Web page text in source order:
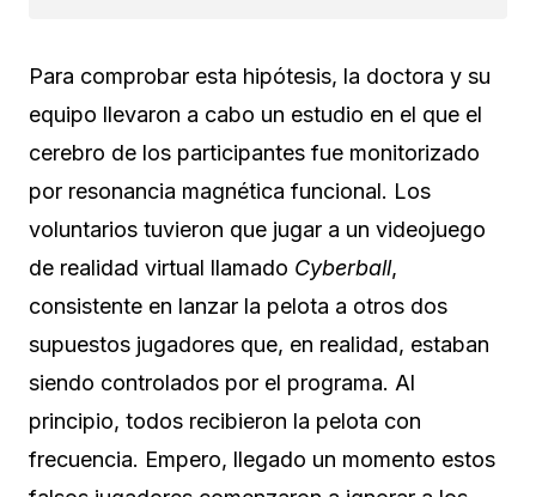
Para comprobar esta hipótesis, la doctora y su
equipo llevaron a cabo un estudio en el que el
cerebro de los participantes fue monitorizado
por resonancia magnética funcional. Los
voluntarios tuvieron que jugar a un videojuego
de realidad virtual llamado Cyberball,
consistente en lanzar la pelota a otros dos
supuestos jugadores que, en realidad, estaban
siendo controlados por el programa. Al
principio, todos recibieron la pelota con
frecuencia. Empero, llegado un momento estos